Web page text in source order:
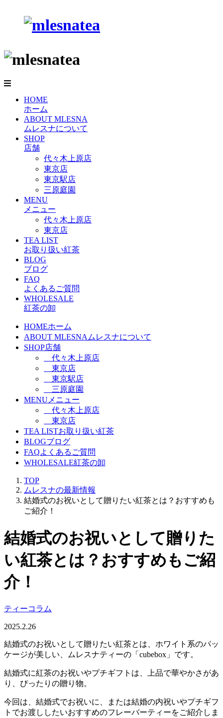
HOME
ホーム
ABOUT MLESNA
ムレスナについて
SHOP
店舗
代々木上原店
東京店
東京駅店
三原庭園
MENU
メニュー
代々木上原店
東京店
TEA LIST
お取り扱い紅茶
BLOG
ブログ
FAQ
よくあるご質問
WHOLESALE
紅茶の卸
HOMEホーム
ABOUT MLESNAムレスナについて
SHOP店舗
代々木上原店
東京店
東京駅店
三原庭園
MENUメニュー
代々木上原店
東京店
TEA LISTお取り扱い紅茶
BLOGブログ
FAQよくあるご質問
WHOLESALE紅茶の卸
TOP
ムレスナの最新情報
結婚式のお祝いとして贈りたい紅茶とは？おすすめも
ご紹介！
結婚式のお祝いとして贈りた
い紅茶とは？おすすめもご紹
介！
ティーコラム
2025.2.26
結婚式のお祝いとして贈りたい紅茶とは、ホワイト系のパッ
ケージが美しい、ムレスナティーの「cubebox」です。
結婚式に紅茶のお祝いやプチギフトは、上品で華やかさがあ
り、ぴったりの贈り物。
今回は、結婚式でお祝いに、または結婚の内祝いやプチギフ
トでお渡ししたいおすすめのフレーバーティーをご紹介しま